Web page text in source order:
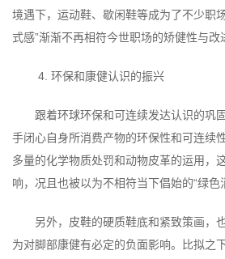
境遇下，运动鞋、歇闲鞋等成为了不少职
式感”渐渐不再相符今世职场的矫健性与改
4. 环保和康健认识的振兴
跟着环球环保和可连续发达认识的巩
手闭心自身所消费产物的环保性和可连续
多量的化学物质处罚和动物皮革的运用，
响，况且也被以为不相符当下倡始的“绿色
另外，皮鞋的硬质鞋底和紧致策画，
为对脚部康健有必定的负面影响。比拟之